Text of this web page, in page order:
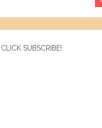
CLICK SUBSCRIBE!